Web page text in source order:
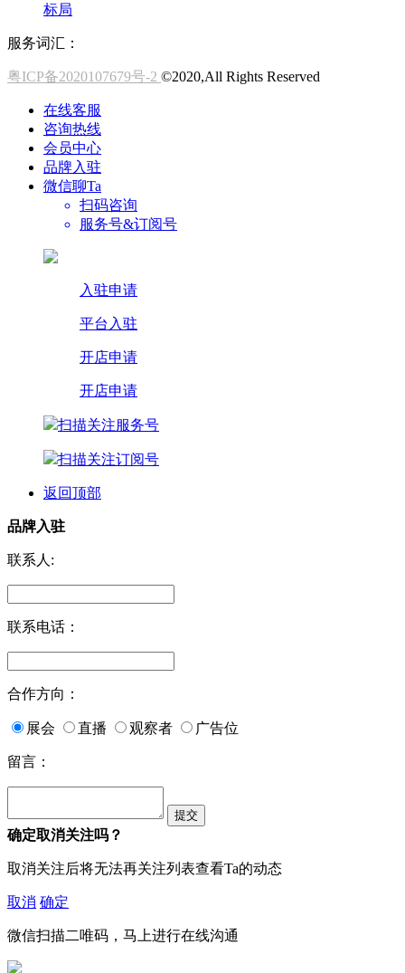
标局
服务词汇：
粤ICP备2020107679号-2 ©2020,All Rights Reserved
在线客服
咨询热线
会员中心
品牌入驻
微信聊Ta
扫码咨询
服务号&订阅号
入驻申请
平台入驻
开店申请
开店申请
扫描关注服务号
扫描关注订阅号
返回顶部
品牌入驻
联系人:
联系电话：
合作方向：
展会 直播 观察者 广告位
留言：
确定取消关注吗？
取消关注后将无法再关注列表查看Ta的动态
取消 确定
微信扫描二唯码，马上进行在线沟通